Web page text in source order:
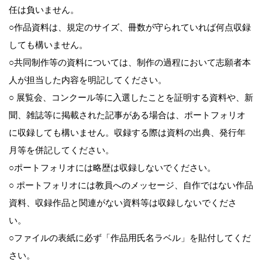
任は負いません。
○作品資料は、規定のサイズ、冊数が守られていれば何点収録
しても構いません。
○共同制作等の資料については、制作の過程において志願者本
人が担当した内容を明記してください。
○ 展覧会、コンクール等に入選したことを証明する資料や、新
聞、雑誌等に掲載された記事がある場合は、ポートフォリオ
に収録しても構いません。収録する際は資料の出典、発行年
月等を併記してください。
○ポートフォリオには略歴は収録しないでください。
○ ポートフォリオには教員へのメッセージ、自作ではない作品
資料、収録作品と関連がない資料等は収録しないでくださ
い。
○ファイルの表紙に必ず「作品用氏名ラベル」を貼付してくだ
さい。